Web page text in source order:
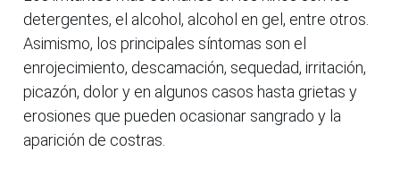
detergentes, el alcohol, alcohol en gel, entre otros.
Asimismo, los principales síntomas son el
enrojecimiento, descamación, sequedad, irritación,
picazón, dolor y en algunos casos hasta grietas y
erosiones que pueden ocasionar sangrado y la
aparición de costras.